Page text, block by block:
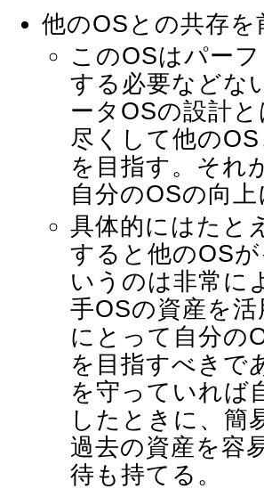
他のOSとの共存を
このOSはパー
する必要などな
ータOSの設計
尽くして他の
を目指す。それ
自分のOSの向
具体的にはたと
すると他のOS
いうのは非常に
手OSの資産を
にとって自分の
を目指すべきで
を守っていれば
したときに、簡
過去の資産を容
待も持てる。